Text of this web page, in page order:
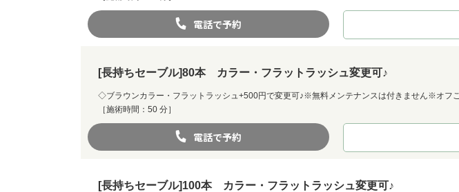
電話で予約
[長持ちセーブル]80本 カラー・フラットラッシュ変更可♪
◇ブラウンカラー・フラットラッシュ+500円で変更可♪※無料メンテナンスは付きません※オフ
［施術時間：50 分］
電話で予約
[長持ちセーブル]100本 カラー・フラットラッシュ変更可♪